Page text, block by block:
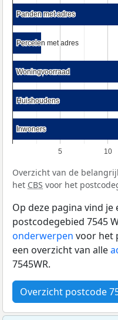
5 10
Panden met adres
Panden met adres
Percelen met adres
Percelen met adres
Woningvoorraad
Woningvoorraad
Huishoudens
Huishoudens
Inwoners
Inwoners
Overzicht van de
het CBS voor het
Op deze pagina vind je
postcodegebied 7545
onderwerpen voor het
een overzicht van alle
7545WR.
Overzicht postcode